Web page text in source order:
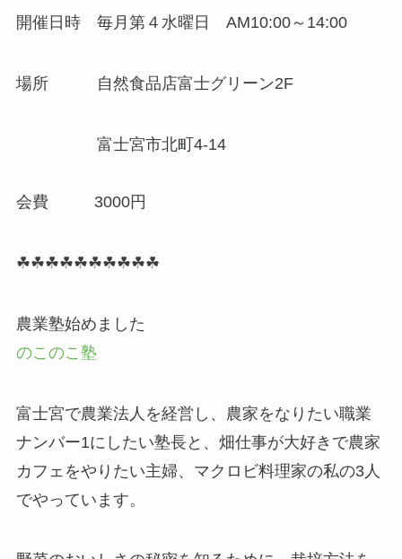
開催日時 毎月第４水曜日 AM10:00～14:00
場所 自然食品店富士グリーン2F
富士宮市北町4-14
会費 3000円
☘☘☘☘☘☘☘☘☘☘
農業塾始めました
のこのこ塾
富士宮で農業法人を経営し、農家をなりたい職業
ナンバー1にしたい塾長と、畑仕事が大好きで農家
カフェをやりたい主婦、マクロビ料理家の私の3人
でやっています。